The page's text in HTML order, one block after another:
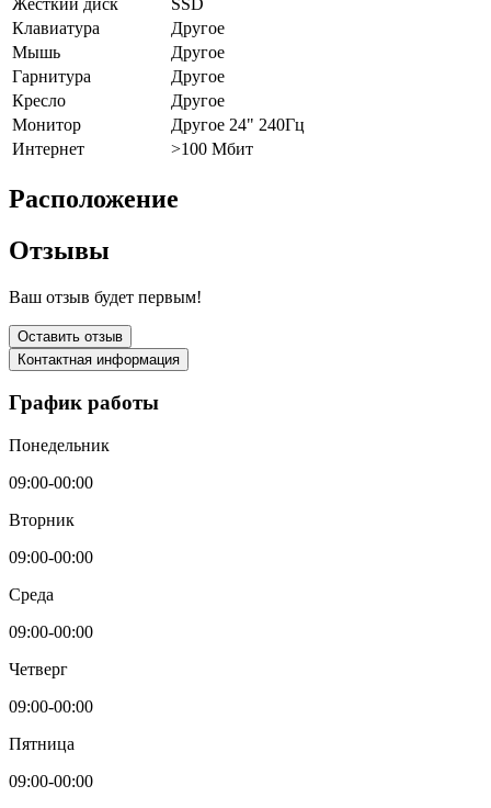
Жёсткий диск
SSD
Клавиатура
Другое
Мышь
Другое
Гарнитура
Другое
Кресло
Другое
Монитор
Другое 24" 240Гц
Интернет
>100 Мбит
Расположение
Отзывы
Ваш отзыв будет первым!
Оставить отзыв
Контактная информация
График работы
Понедельник
09:00-00:00
Вторник
09:00-00:00
Среда
09:00-00:00
Четверг
09:00-00:00
Пятница
09:00-00:00